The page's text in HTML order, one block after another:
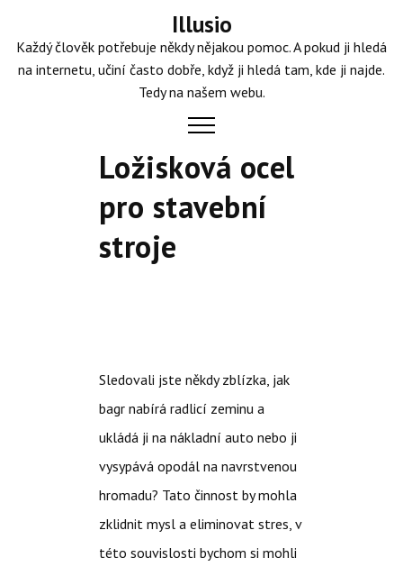
content
Illusio
Každý člověk potřebuje někdy nějakou pomoc. A pokud ji hledá
na internetu, učiní často dobře, když ji hledá tam, kde ji najde.
Tedy na našem webu.
Ložisková ocel
pro stavební
stroje
Sledovali jste někdy zblízka, jak
bagr nabírá radlicí zeminu a
ukládá ji na nákladní auto nebo ji
vysypává opodál na navrstvenou
hromadu? Tato činnost by mohla
zklidnit mysl a eliminovat stres, v
této souvislosti bychom si mohli